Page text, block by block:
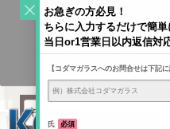
KODAMAGLASS公式ブ
お急ぎ
ちらに入力するだけ
当日or1営業日以内
【コダマガラスへのお問合せは下
氏 必須